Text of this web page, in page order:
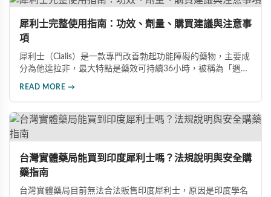
犀利士完整使用指南：功效、劑量、購買建議與注意事
項
犀利士（Cialis）是一款專門改善勃起功能障礙的藥物，主要成
分為他達拉非，最大特點是藥效可持續36小時，被稱為「週末
READ MORE →
台灣實體藥局能買到印度犀利士嗎？法規說明與安全購
藥指南
台灣實體藥局目前無法合法販售印度犀利士，原因是印度學名